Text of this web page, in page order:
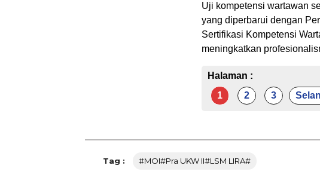
Uji kompetensi wartawan
yang diperbarui dengan
Sertifikasi Kompetensi
meningkatkan
Halaman :
1
2 3
Tag : #MOI#Pra UKW II#LSM LIRA#